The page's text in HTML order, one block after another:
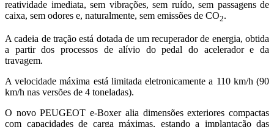
reatividade imediata, sem vibrações, sem ruído, sem passagens de
caixa, sem odores e, naturalmente, sem emissões de CO2.
A cadeia de tração está dotada de um recuperador de energia, obtida
a partir dos processos de alívio do pedal do acelerador e da
travagem.
A velocidade máxima está limitada eletronicamente a 110 km/h (90
km/h nas versões de 4 toneladas).
O novo PEUGEOT e-Boxer alia dimensões exteriores compactas
com capacidades de carga máximas, estando a implantação das